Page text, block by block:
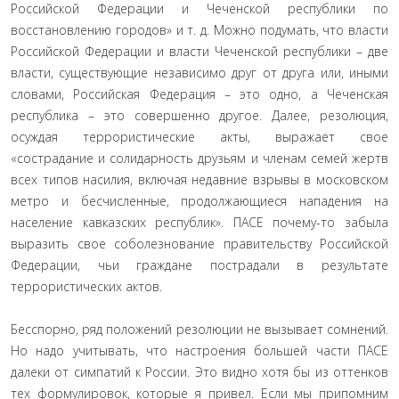
Российской Федерации и Чеченской республики по
восстановлению городов» и т. д. Можно подумать, что власти
Российской Федерации и власти Чеченской республики – две
власти, существующие независимо друг от друга или, иными
словами, Российская Федерация – это одно, а Чеченская
республика – это совершенно другое. Далее, резолюция,
осуждая террористические акты, выражает свое
«сострадание и солидарность друзьям и членам семей жертв
всех типов насилия, включая недавние взрывы в московском
метро и бесчисленные, продолжающиеся нападения на
население кавказских республик». ПАСЕ почему-то забыла
выразить свое соболезнование правительству Российской
Федерации, чьи граждане пострадали в результате
террористических актов.
Бесспорно, ряд положений резолюции не вызывает сомнений.
Но надо учитывать, что настроения большей части ПАСЕ
далеки от симпатий к России. Это видно хотя бы из оттенков
тех формулировок, которые я привел. Если мы припомним